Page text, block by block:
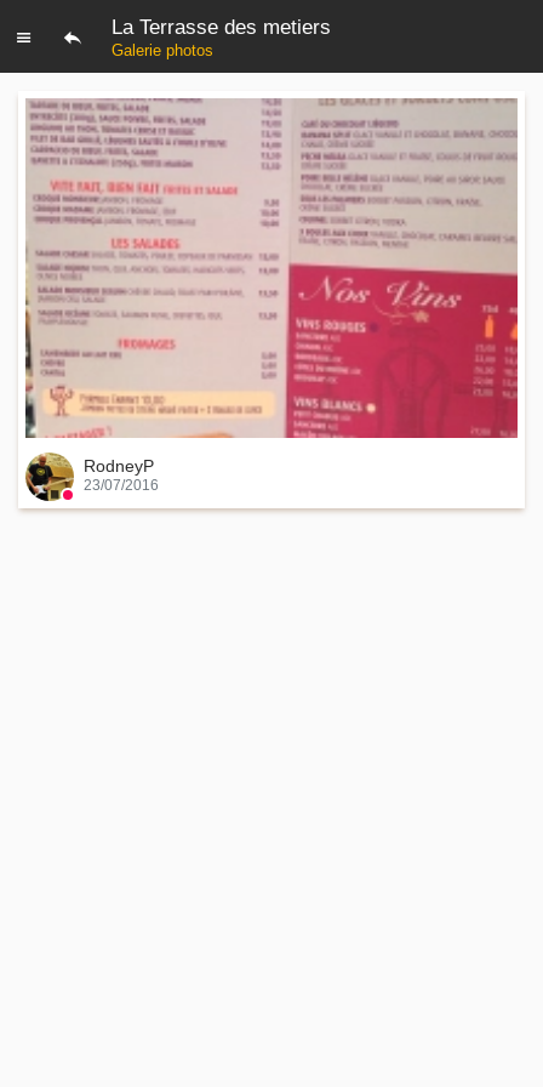
La Terrasse des metiers
Galerie photos
RodneyP
23/07/2016